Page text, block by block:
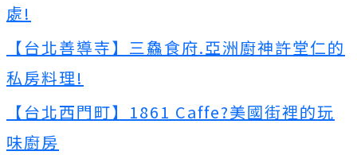
處!
【台北善導寺】三鱻食府.亞洲廚神許堂仁的
私房料理!
【台北西門町】1861 Caffe?美國街裡的玩
味廚房